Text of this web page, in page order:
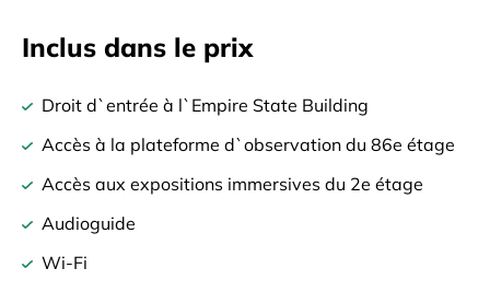
Inclus dans le prix
Droit d`entrée à l`Empire State Building
Accès à la plateforme d`observation du 86e étage
Accès aux expositions immersives du 2e étage
Audioguide
Wi-Fi